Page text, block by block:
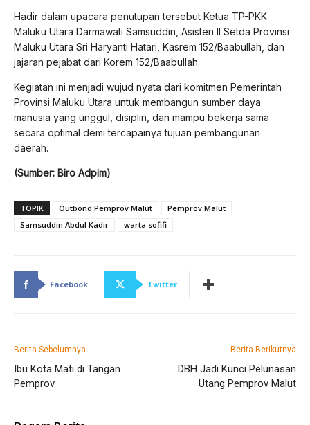
Hadir dalam upacara penutupan tersebut Ketua TP-PKK
Maluku Utara Darmawati Samsuddin, Asisten II Setda Provinsi
Maluku Utara Sri Haryanti Hatari, Kasrem 152/Baabullah, dan
jajaran pejabat dari Korem 152/Baabullah.
Kegiatan ini menjadi wujud nyata dari komitmen Pemerintah
Provinsi Maluku Utara untuk membangun sumber daya
manusia yang unggul, disiplin, dan mampu bekerja sama
secara optimal demi tercapainya tujuan pembangunan
daerah.
(Sumber: Biro Adpim)
TOPIK Outbond Pemprov Malut
Pemprov Malut
Samsuddin Abdul Kadir
warta sofifi
Facebook Twitter
Berita Sebelumnya
Ibu Kota Mati di Tangan
Pemprov
Berita Berikutnya
DBH Jadi Kunci Pelunasan
Utang Pemprov Malut